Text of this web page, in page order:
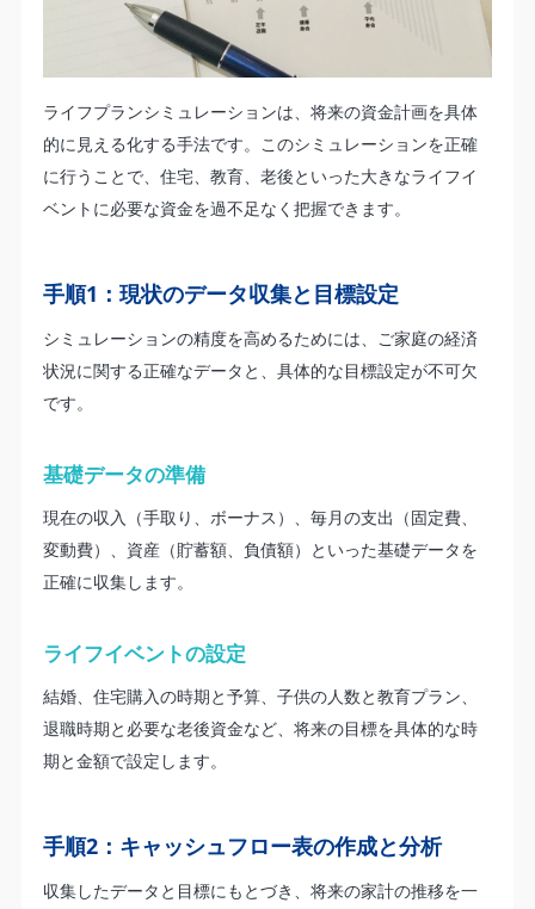
ライフプランシミュレーションは、将来の資金計画を具体
的に見える化する手法です。このシミュレーションを正確
に行うことで、住宅、教育、老後といった大きなライフイ
ベントに必要な資金を過不足なく把握できます。
手順1：現状のデータ収集と目標設定
シミュレーションの精度を高めるためには、ご家庭の経済
状況に関する正確なデータと、具体的な目標設定が不可欠
です。
基礎データの準備
現在の収入（手取り、ボーナス）、毎月の支出（固定費、
変動費）、資産（貯蓄額、負債額）といった基礎データを
正確に収集します。
ライフイベントの設定
結婚、住宅購入の時期と予算、子供の人数と教育プラン、
退職時期と必要な老後資金など、将来の目標を具体的な時
期と金額で設定します。
手順2：キャッシュフロー表の作成と分析
収集したデータと目標にもとづき、将来の家計の推移を一